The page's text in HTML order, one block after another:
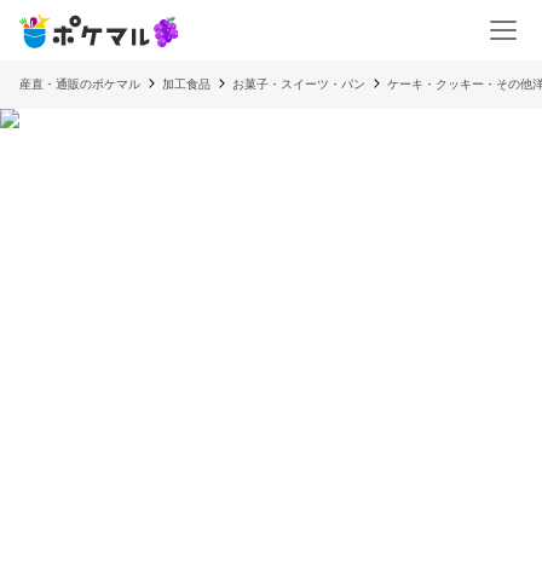
産直・通販のポケマル 加工食品 お菓子・スイーツ・パン ケーキ・クッキー・その他